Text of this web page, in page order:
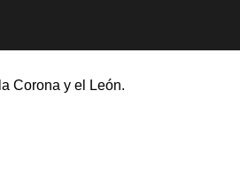
Corona y el León.